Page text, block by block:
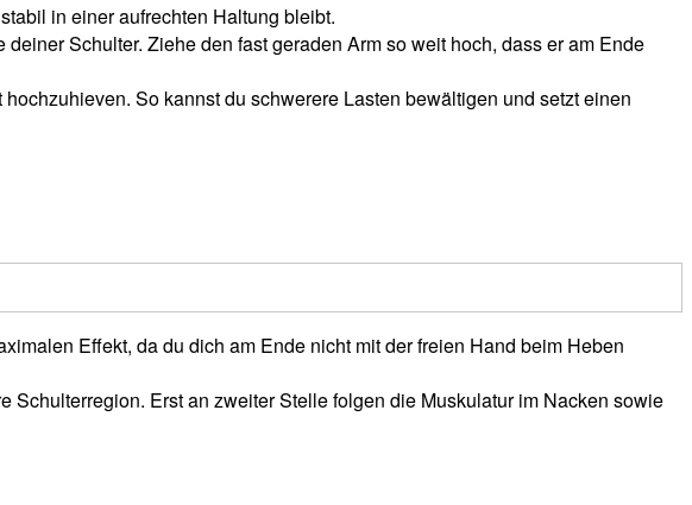
in einer aufrechten Haltung bleibt.
Schulter. Ziehe den fast geraden Arm so weit hoch, dass er am Ende
So kannst du schwerere Lasten bewältigen und setzt einen
Effekt, da du dich am Ende nicht mit der freien Hand beim Heben
Erst an zweiter Stelle folgen die Muskulatur im Nacken sowie